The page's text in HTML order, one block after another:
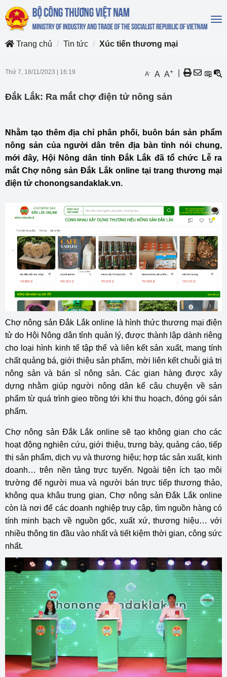
Trang chủ
Tin tức Xúc tiến thương mại
Thứ 7, 18/11/2023 16:19 A- A A+
Đắk Lắk: Ra mắt chợ điện tử nông sản
Nhằm tạo thêm địa chỉ phân phối, buôn bán sản phẩm
nông sản của người dân trên địa bàn tỉnh nói chung,
mới đây, Hội Nông dân tỉnh Đắk Lắk đã tổ chức Lễ ra
mắt Chợ nông sản Đắk Lắk online tại trang thương mại
điện tử chonongsandaklak.vn.
Chợ nông sản Đắk Lắk online là hình thức thương mại điện
tử do Hội Nông dân tỉnh quản lý, được thành lập dành riêng
cho loại hình kinh tế tập thể và liên kết sản xuất, mang tính
chất quảng bá, giới thiệu sản phẩm, mời liên kết chuỗi giá trị
nông sản và bán sỉ nông sản. Các gian hàng được xây
dựng nhằm giúp người nông dân kể câu chuyện về sản
phẩm từ quá trình gieo trồng tới khi thu hoạch, đóng gói sản
phẩm.
Chợ nông sản Đắk Lắk online sẽ tạo không gian cho các
hoạt động nghiên cứu, giới thiệu, trưng bày, quảng cáo, tiếp
thị sản phẩm, dịch vụ và thương hiệu; hợp tác sản xuất, kinh
doanh… trên nền tảng trực tuyến. Ngoài tiện ích tạo môi
trường để người mua và người bán trực tiếp thương thảo,
không qua khâu trung gian, Chợ nông sản Đắk Lắk online
còn là nơi để các doanh nghiệp truy cập, tìm nguồn hàng có
tính minh bạch về nguồn gốc, xuất xứ, thương hiệu… với
nhiều thông tin đầu vào nhất và tiết kiệm thời gian, công sức
nhất.